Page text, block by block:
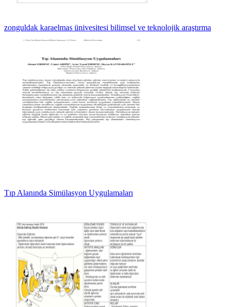
zonguldak karaelmas ünivesitesi bilimsel ve teknolojik araştırma
Tıp Alanında Simülasyon Uygulamaları